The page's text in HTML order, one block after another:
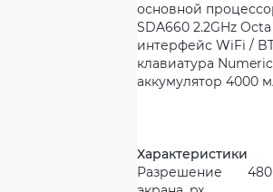
основной
SDA660 2.2GHz
интерфейс WiFi /
клавиатура
аккумулятор 4000
Характеристики
Разрешение